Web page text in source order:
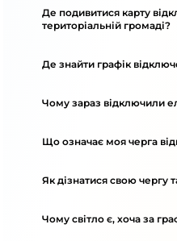
Де подивитися карту
територіальній громаді?
Де знайти графік
Чому зараз відключили
Що означає моя черга
Як дізнатися свою чергу
Чому світло є, хоча за